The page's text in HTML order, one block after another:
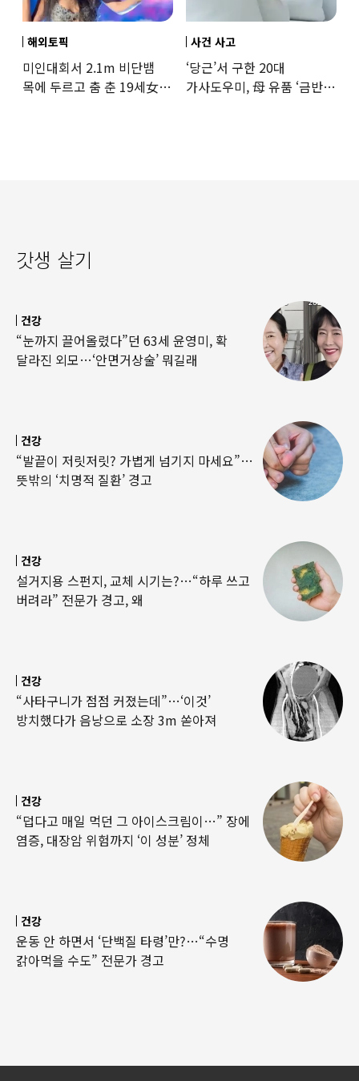
해외토픽
미인대회서 2.1m 비단뱀
목에 두르고 춤 춘 19세女
사건 사고
‘당근’서 구한 20대
가사도우미, 母 유품 ‘금반지
갓생 살기
건강
“눈까지 끌어올렸다”던 63세 윤영미, 확
달라진 외모…‘안면거상술’ 뭐길래
건강
“발끝이 저릿저릿? 가볍게 넘기지 마세요”…
뜻밖의 ‘치명적 질환’ 경고
건강
설거지용 스펀지, 교체 시기는?…“하루 쓰고
버려라” 전문가 경고, 왜
건강
“사타구니가 점점 커졌는데”…‘이것’
방치했다가 음낭으로 소장 3m 쏟아져
건강
“덥다고 매일 먹던 그 아이스크림이…” 장에
염증, 대장암 위험까지 ‘이 성분’ 정체
건강
운동 안 하면서 ‘단백질 타령’만?…“수명
갉아먹을 수도” 전문가 경고